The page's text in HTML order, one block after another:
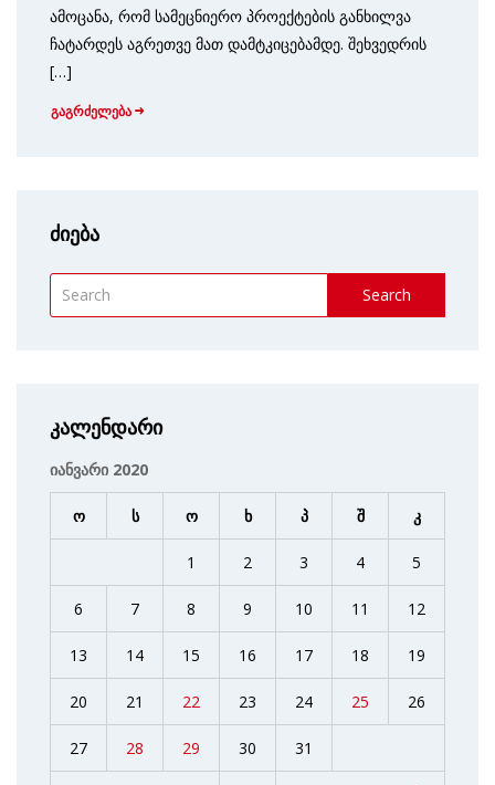
ამოცანა, რომ სამეცნიერო პროექტების განხილვა
ჩატარდეს აგრეთვე მათ დამტკიცებამდე. შეხვედრის
[…]
გაგრძელება
ძიება
Search
კალენდარი
იანვარი 2020
ო ს ო ხ პ შ კ
1 2 3 4 5
6 7 8 9 10 11 12
13 14 15 16 17 18 19
20 21 22 23 24 25 26
27 28 29 30 31